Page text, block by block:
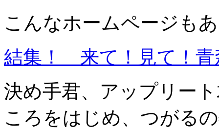
こんなホームページも
結集！ 来て！見て！青
決め手君、アップリー
ころをはじめ、つがる